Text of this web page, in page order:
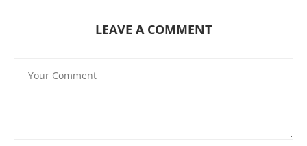
LEAVE A COMMENT